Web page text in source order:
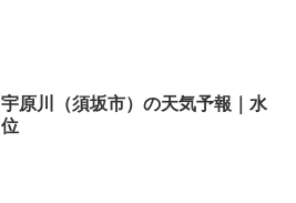
宇原川（須坂市）の天気予報｜水
位